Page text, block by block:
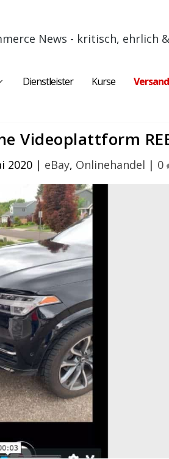
News - kritisch, ehrlich
Dienstleister Kurse
Videoplattform
2020 | eBay, Onlinehandel | 0